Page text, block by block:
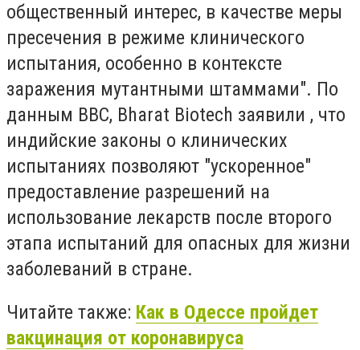
общественный интерес, в качестве меры
пресечения в режиме клинического
испытания, особенно в контексте
заражения мутантными штаммами". По
данным BBC, Bharat Biotech заявили , что
индийские законы о клинических
испытаниях позволяют "ускоренное"
предоставление разрешений на
использование лекарств после второго
этапа испытаний для опасных для жизни
заболеваний в стране.
Читайте также: Как в Одессе пройдет
вакцинация от коронавируса